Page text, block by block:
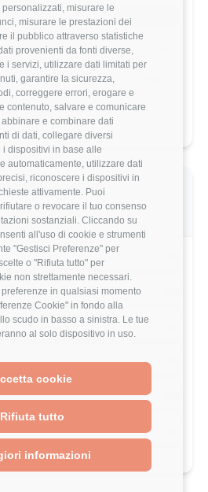
misurare le
misurare le prestazioni dei
il pubblico attraverso statistiche
provenienti da fonti diverse,
i servizi, utilizzare dati limitati per
garantire la sicurezza,
correggere errori, erogare e
contenuto, salvare e comunicare
e combinare dati
di dati, collegare diversi
dispositivi in base alle
automaticamente, utilizzare dati
riconoscere i dispositivi in
attivamente. Puoi
o revocare il tuo consenso
sostanziali. Cliccando su
all'uso di cookie e strumenti
"Gestisci Preferenze" per
o "Rifiuta tutto" per
non strettamente necessari.
in qualsiasi momento
Cookie" in fondo alla
scudo in basso a sinistra. Le tue
al solo dispositivo in uso.
cookie
Rifiuta tutto
informazioni
7€/giorno
Deloitte
utente